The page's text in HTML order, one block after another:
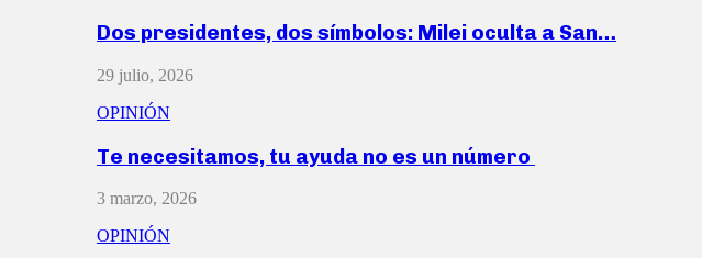
Dos presidentes, dos símbolos: Milei oculta a San…
29 julio, 2026
OPINIÓN
Te necesitamos, tu ayuda no es un número
3 marzo, 2026
OPINIÓN